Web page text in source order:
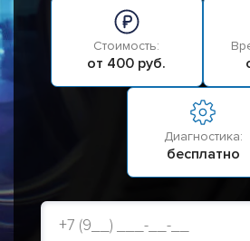
Стоимость:
от 400 руб.
Диагностика:
бесплатно